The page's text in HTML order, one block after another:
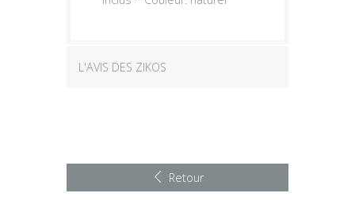
L'AVIS DES ZIKOS
Retour